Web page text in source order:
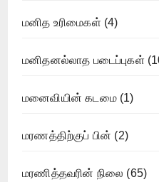
மனித உரிமைகள் (4)
மனிதனல்லாத படைப்புகள்
மனைவியின் கடமை(1)
மரணத்திற்குப் பின் (2)
மரணித்தவரின் நிலை (65)